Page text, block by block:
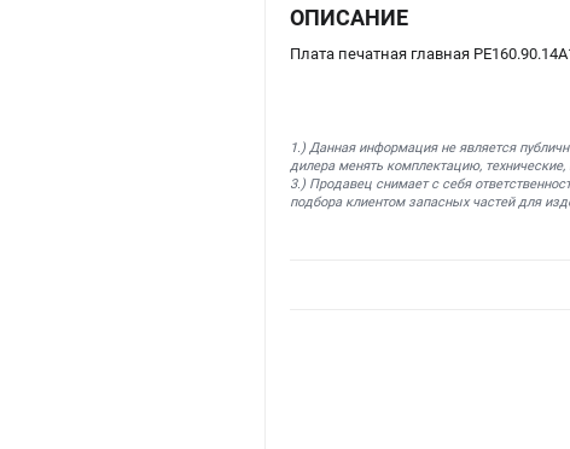
ОПИСАНИЕ
Плата печатная главная
1.) Данная информация не является
дилера менять комплектацию,
3.) Продавец снимает с себя
подбора клиентом запасных частей для